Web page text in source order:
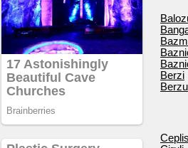
Berzi
Berzu